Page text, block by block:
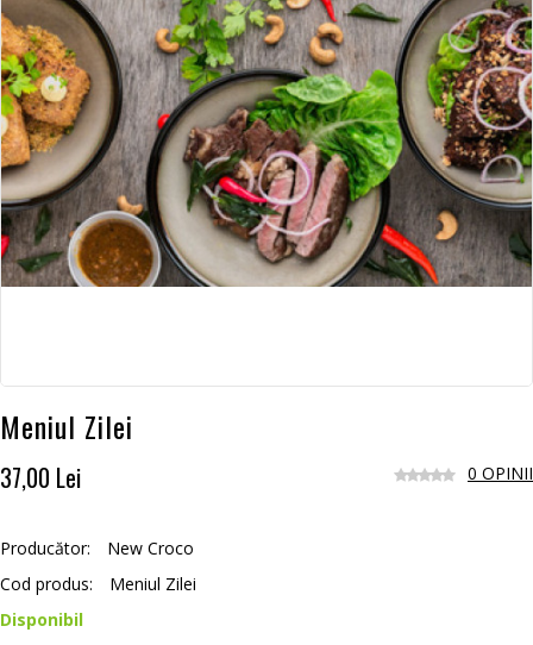
Meniul Zilei
37,00 Lei 0 OPINII
Producător:
New Croco
Cod produs:
Meniul Zilei
Disponibil